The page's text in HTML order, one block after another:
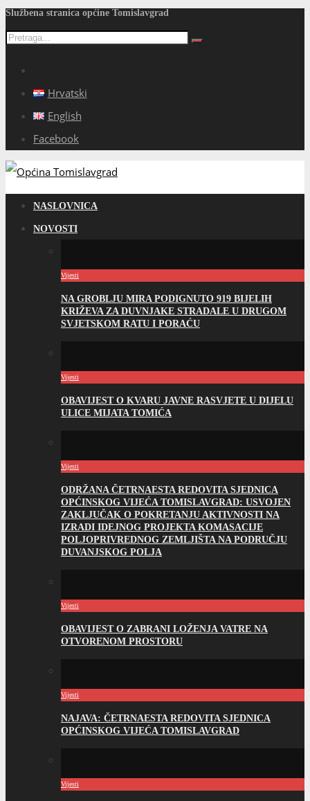
Službena stranica općine Tomislavgrad
Hrvatski
English
Facebook
NASLOVNICA
NOVOSTI
Vijesti
NA GROBLJU MIRA PODIGNUTO 919 BIJELIH
KRIŽEVA ZA DUVNJAKE STRADALE U DRUGOM
SVJETSKOM RATU I PORAĆU
Vijesti
OBAVIJEST O KVARU JAVNE RASVJETE U DIJELU
ULICE MIJATA TOMIĆA
Vijesti
ODRŽANA ČETRNAESTA REDOVITA SJEDNICA
OPĆINSKOG VIJEĆA TOMISLAVGRAD: USVOJEN
ZAKLJUČAK O POKRETANJU AKTIVNOSTI NA
IZRADI IDEJNOG PROJEKTA KOMASACIJE
POLJOPRIVREDNOG ZEMLJIŠTA NA PODRUČJU
DUVANJSKOG POLJA
Vijesti
OBAVIJEST O ZABRANI LOŽENJA VATRE NA
OTVORENOM PROSTORU
Vijesti
NAJAVA: ČETRNAESTA REDOVITA SJEDNICA
OPĆINSKOG VIJEĆA TOMISLAVGRAD
Vijesti